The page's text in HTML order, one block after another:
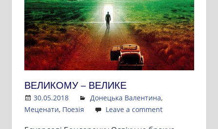
ВЕЛИКОМУ – ВЕЛИКЕ
30.05.2018 Admin
Донецька Валентина,
Меценати, Поезія Leave a comment